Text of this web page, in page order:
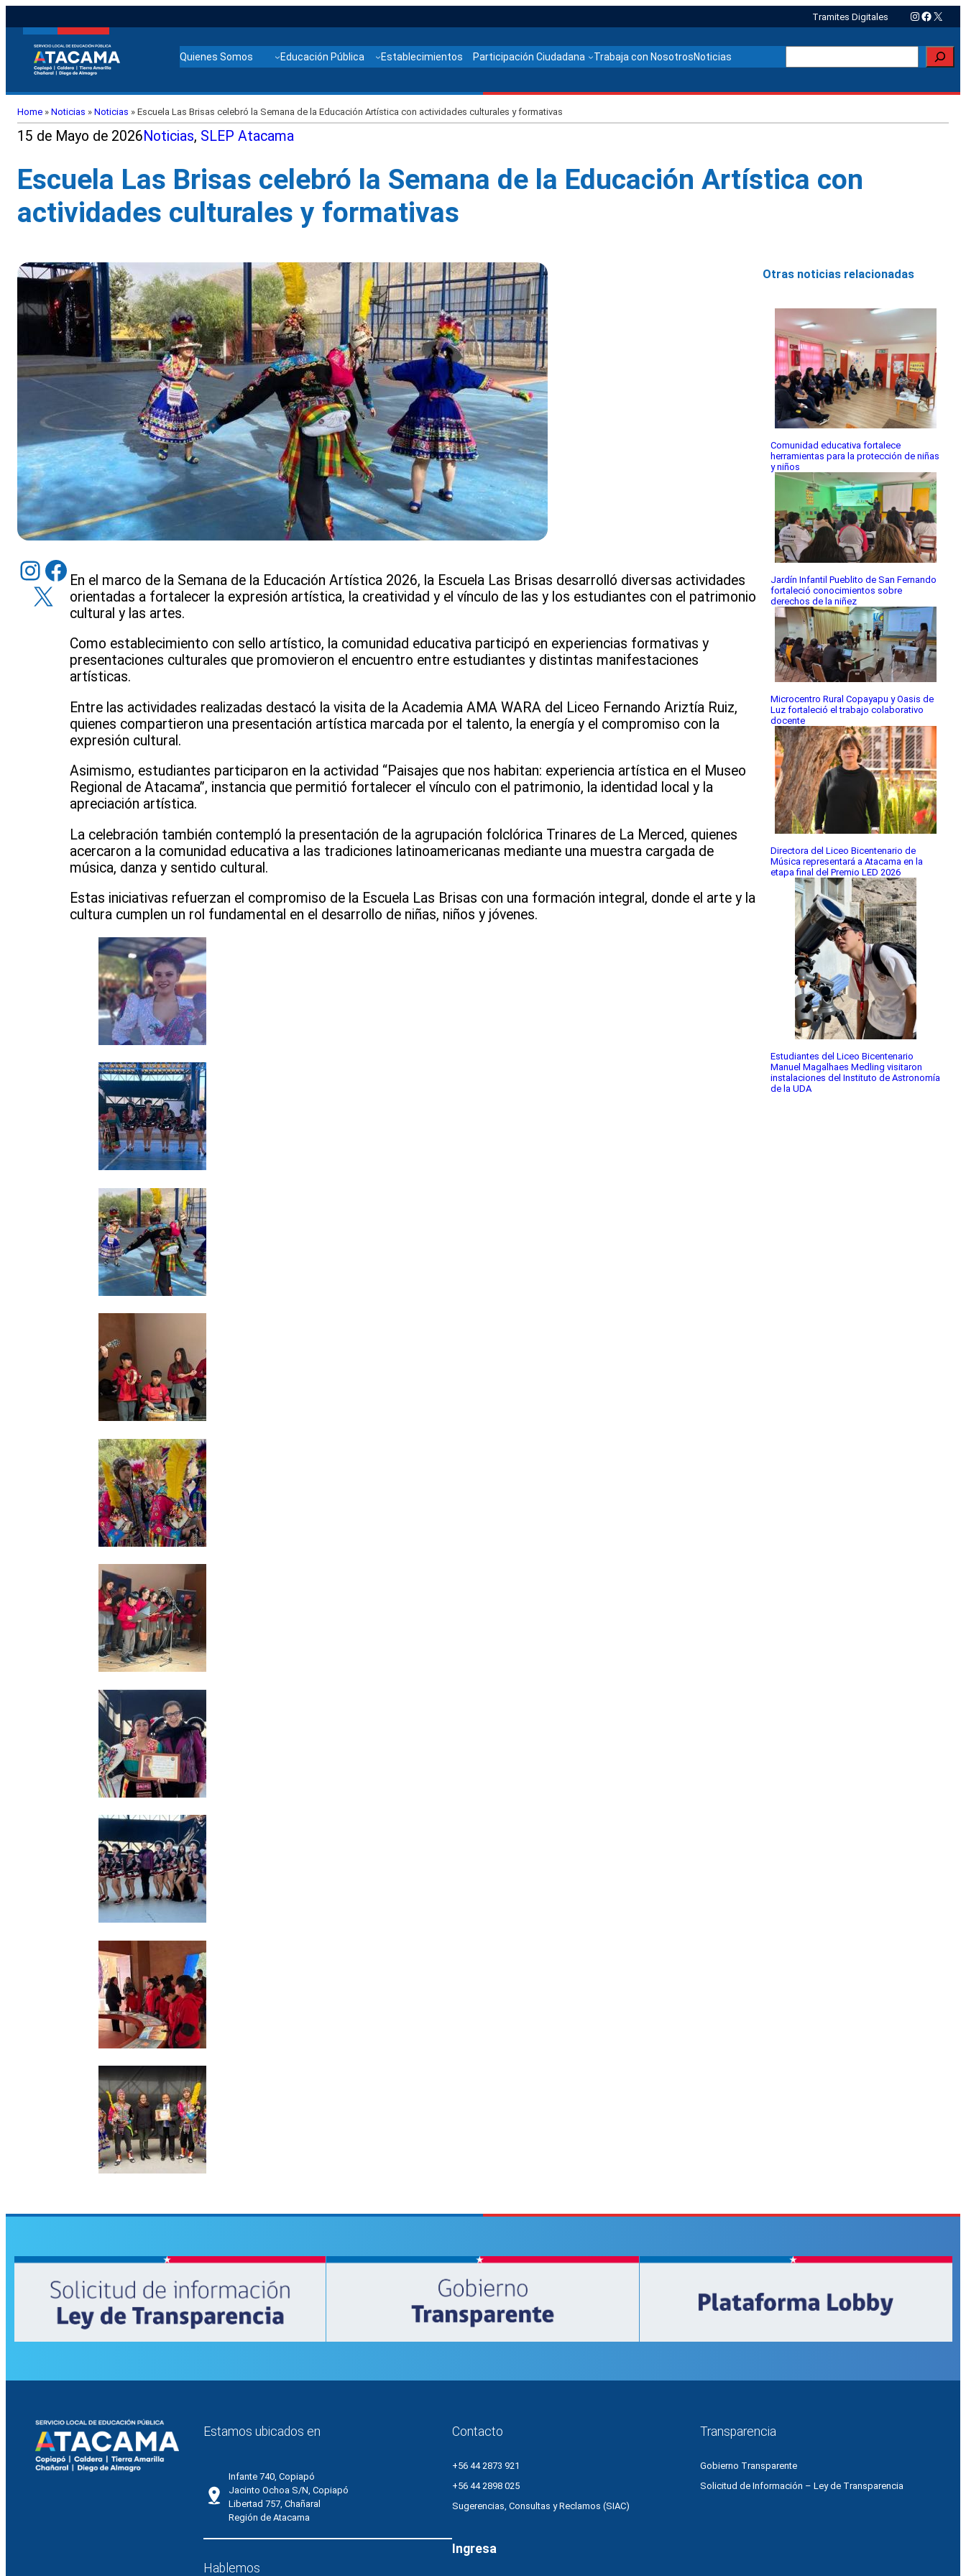
Tramites Digitales Instagram
X
Quienes Somos Educación Pública Establecimientos Participación Ciudadana Trabaja con NosotrosNoticias
Home » Noticias » Noticias » Escuela Las Brisas celebró la Semana de la Educación Artística con actividades culturales y formativas
15 de Mayo de 2026Noticias, SLEP Atacama
Escuela Las Brisas celebró la Semana de la Educación Artística con
actividades culturales y formativas
Instagram Facebook
X
En el marco de la Semana de la Educación Artística 2026, la Escuela Las Brisas desarrolló diversas actividades
orientadas a fortalecer la expresión artística, la creatividad y el vínculo de las y los estudiantes con el patrimonio
cultural y las artes.
Como establecimiento con sello artístico, la comunidad educativa participó en experiencias formativas y
presentaciones culturales que promovieron el encuentro entre estudiantes y distintas manifestaciones
artísticas.
Entre las actividades realizadas destacó la visita de la Academia AMA WARA del Liceo Fernando Ariztía Ruiz,
quienes compartieron una presentación artística marcada por el talento, la energía y el compromiso con la
expresión cultural.
Asimismo, estudiantes participaron en la actividad “Paisajes que nos habitan: experiencia artística en el Museo
Regional de Atacama”, instancia que permitió fortalecer el vínculo con el patrimonio, la identidad local y la
apreciación artística.
La celebración también contempló la presentación de la agrupación folclórica Trinares de La Merced, quienes
acercaron a la comunidad educativa a las tradiciones latinoamericanas mediante una muestra cargada de
música, danza y sentido cultural.
Estas iniciativas refuerzan el compromiso de la Escuela Las Brisas con una formación integral, donde el arte y la
cultura cumplen un rol fundamental en el desarrollo de niñas, niños y jóvenes.
Otras noticias relacionadas
Comunidad educativa fortalece
herramientas para la protección de niñas
y niños
Jardín Infantil Pueblito de San Fernando
fortaleció conocimientos sobre
derechos de la niñez
Microcentro Rural Copayapu y Oasis de
Luz fortaleció el trabajo colaborativo
docente
Directora del Liceo Bicentenario de
Música representará a Atacama en la
etapa final del Premio LED 2026
Estudiantes del Liceo Bicentenario
Manuel Magalhaes Medling visitaron
instalaciones del Instituto de Astronomía
de la UDA
Estamos ubicados en
Infante 740, Copiapó
Jacinto Ochoa S/N, Copiapó
Libertad 757, Chañaral
Región de Atacama
Hablemos
Contacto
+56 44 2873 921
+56 44 2898 025
Sugerencias, Consultas y Reclamos (SIAC)
Ingresa
Transparencia
Gobierno Transparente
Solicitud de Información – Ley de Transparencia